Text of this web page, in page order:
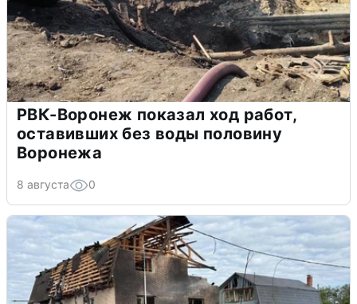
РВК-Воронеж показал ход работ,
оставивших без воды половину
Воронежа
8 августа 0